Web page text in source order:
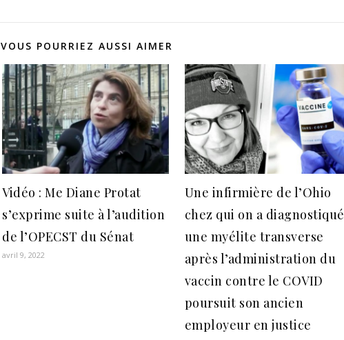
VOUS POURRIEZ AUSSI AIMER
Vidéo : Me Diane Protat
s’exprime suite à l’audition
de l’OPECST du Sénat
avril 9, 2022
Une infirmière de l’Ohio
chez qui on a diagnostiqué
une myélite transverse
après l’administration du
vaccin contre le COVID
poursuit son ancien
employeur en justice